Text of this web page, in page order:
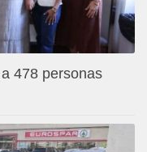
478 personas